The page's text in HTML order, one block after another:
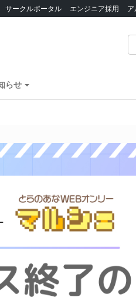
サークルポータル エンジニア採用
らせ